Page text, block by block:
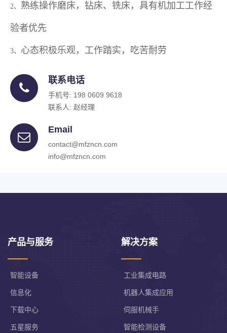
2、 熟练操作磨床，钻床、铣床，具有机加工工作经
验者优先
3、 心态积极乐观，工作踏实，吃苦耐劳
联系电话
手机号: 198 0609 9618
联系人: 赵经理
Email
contact@mfzncn.com
info@mfzncn.com
产品与服务
智能设备
信息化
下载中心
五星服务
解决方案
工业集成电路
机器人集成应用
伺服机械手
智能检测设备